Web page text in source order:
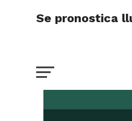
Se pronostica